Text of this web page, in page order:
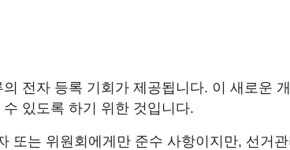
전자 등록 기회가 제공됩니다. 이 새로운
있도록 하기 위한 것입니다.
또는 위원회에게만 준수 사항이지만, 선거